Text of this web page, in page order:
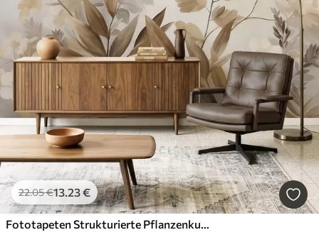
22.05€13.23€
Fototapeten Strukturierte Pflanzenkunst, verschiedene Pflanzen und Blätter in Braun- und Beigetönen